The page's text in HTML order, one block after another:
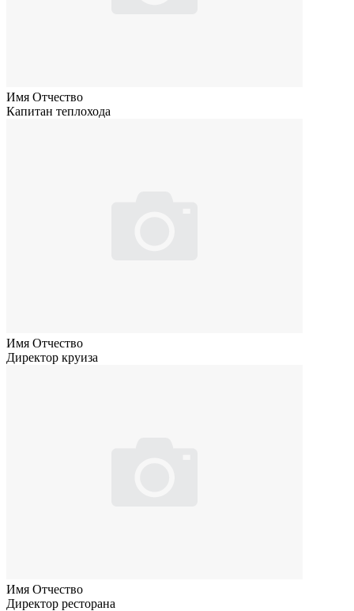
Имя Отчество
Капитан теплохода
Имя Отчество
Директор круиза
Имя Отчество
Директор ресторана